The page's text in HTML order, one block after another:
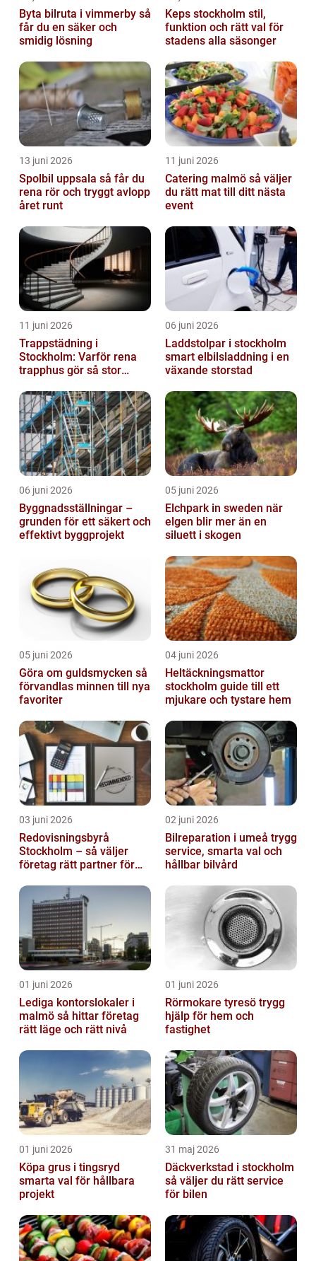
Byta bilruta i vimmerby så
får du en säker och
smidig lösning
Keps stockholm stil,
funktion och rätt val för
stadens alla säsonger
13 juni 2026
Spolbil uppsala så får du
rena rör och tryggt avlopp
året runt
11 juni 2026
Catering malmö så väljer
du rätt mat till ditt nästa
event
11 juni 2026
Trappstädning i
Stockholm: Varför rena
trapphus gör så stor
06 juni 2026
Laddstolpar i stockholm
smart elbilsladdning i en
växande storstad
06 juni 2026
Byggnadsställningar –
grunden för ett säkert och
effektivt byggprojekt
05 juni 2026
Elchpark in sweden när
elgen blir mer än en
siluett i skogen
05 juni 2026
Göra om guldsmycken så
förvandlas minnen till nya
favoriter
04 juni 2026
Heltäckningsmattor
stockholm guide till ett
mjukare och tystare hem
03 juni 2026
Redovisningsbyrå
Stockholm – så väljer
företag rätt partner för
02 juni 2026
Bilreparation i umeå trygg
service, smarta val och
hållbar bilvård
01 juni 2026
Lediga kontorslokaler i
malmö så hittar företag
rätt läge och rätt nivå
01 juni 2026
Rörmokare tyresö trygg
hjälp för hem och
fastighet
01 juni 2026
Köpa grus i tingsryd
smarta val för hållbara
projekt
31 maj 2026
Däckverkstad i stockholm
så väljer du rätt service
för bilen